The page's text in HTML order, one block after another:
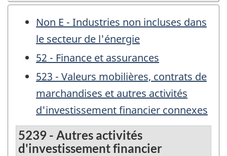
Non E - Industries non incluses dans
le secteur de l'énergie
52 - Finance et assurances
523 - Valeurs mobilières, contrats de
marchandises et autres activités
d'investissement financier connexes
5239 - Autres activités
d'investissement financier